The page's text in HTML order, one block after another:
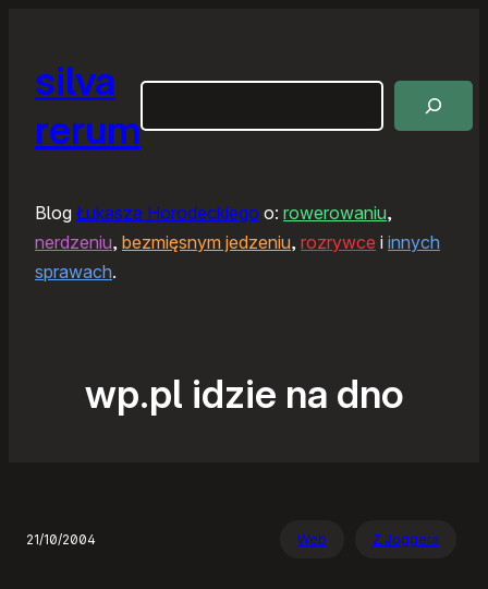
silva
rerum
Blog Łukasza Horodeckiego o: rowerowaniu,
nerdzeniu, bezmięsnym jedzeniu, rozrywce i innych
sprawach.
wp.pl idzie na dno
21/10/2004 Web Z Joggera